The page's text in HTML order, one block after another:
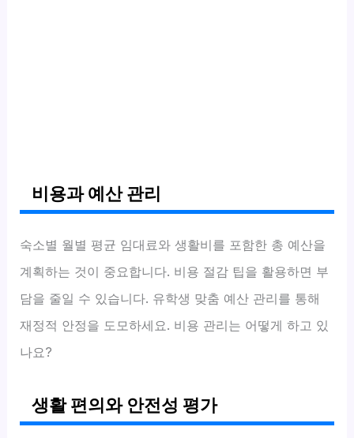
비용과 예산 관리
숙소별 월별 평균 임대료와 생활비를 포함한 총 예산을
계획하는 것이 중요합니다. 비용 절감 팁을 활용하면 부
담을 줄일 수 있습니다. 유학생 맞춤 예산 관리를 통해
재정적 안정을 도모하세요. 비용 관리는 어떻게 하고 있
나요?
생활 편의와 안전성 평가